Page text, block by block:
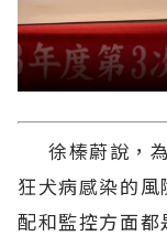
徐榛蔚說，為
狂犬病感染的
配和監控方面